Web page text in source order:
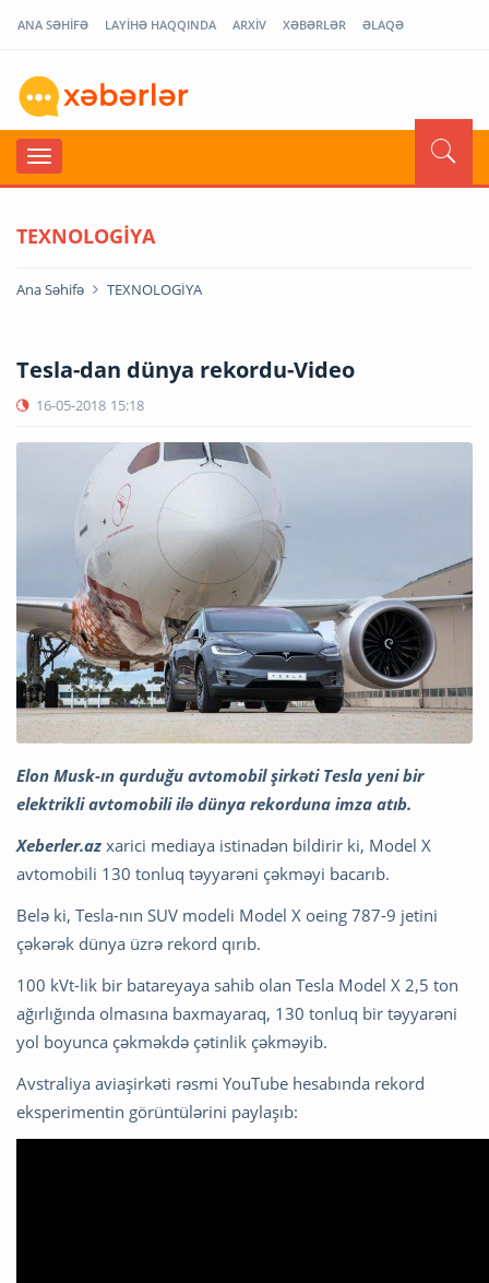
ANA SƏHİFƏ LAYİHƏ HAQQINDA ARXİV XƏBƏRLƏR ƏLAQƏ
TEXNOLOGİYA
Ana Səhifə TEXNOLOGİYA
Tesla-dan dünya rekordu-Video
16-05-2018 15:18
Elon Musk-ın qurduğu avtomobil şirkəti Tesla yeni bir
elektrikli avtomobili ilə dünya rekorduna imza atıb.
Xeberler.az xarici mediaya istinadən bildirir ki, Model X
avtomobili 130 tonluq təyyarəni çəkməyi bacarıb.
Belə ki, Tesla-nın SUV modeli Model X oeing 787-9 jetini
çəkərək dünya üzrə rekord qırıb.
100 kVt-lik bir batareyaya sahib olan Tesla Model X 2,5 ton
ağırlığında olmasına baxmayaraq, 130 tonluq bir təyyarəni
yol boyunca çəkməkdə çətinlik çəkməyib.
Avstraliya aviaşirkəti rəsmi YouTube hesabında rekord
eksperimentin görüntülərini paylaşıb: